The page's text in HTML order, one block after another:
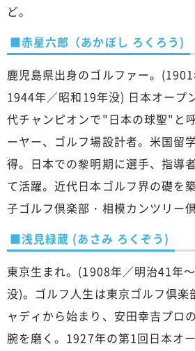
ど。
■赤星六郎（あかぼし ろくろう)
鹿児島県出身のゴルファー。
1944年／昭和19年没) 日本オープ
代チャンピオンで"日本の球聖"と
ーヤー、ゴルフ場設計者。米国留
得。日本での黎明期に選手、指導
て活躍。近代日本ゴルフ界の礎を
子ゴルフ倶楽部・相模カンツリー
■浅見緑蔵 (あさみ ろくぞう)
東京生まれ。(1908年／明治41年
没)。ゴルフ人生は東京ゴルフ倶楽
ャディから始まり、安田幸吉プロ
腕を磨く。1927年の第1回日本オ